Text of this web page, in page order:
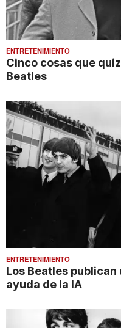
ENTRETENIMIENTO
Cinco cosas que
Beatles
ENTRETENIMIENTO
Los Beatles
ayuda de la IA